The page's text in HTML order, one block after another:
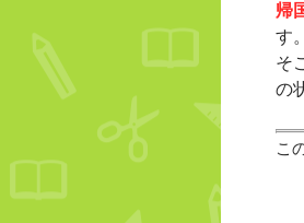
帰
す。
そ
の
こ